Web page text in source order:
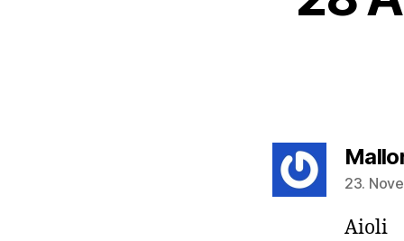
23.
Aioli